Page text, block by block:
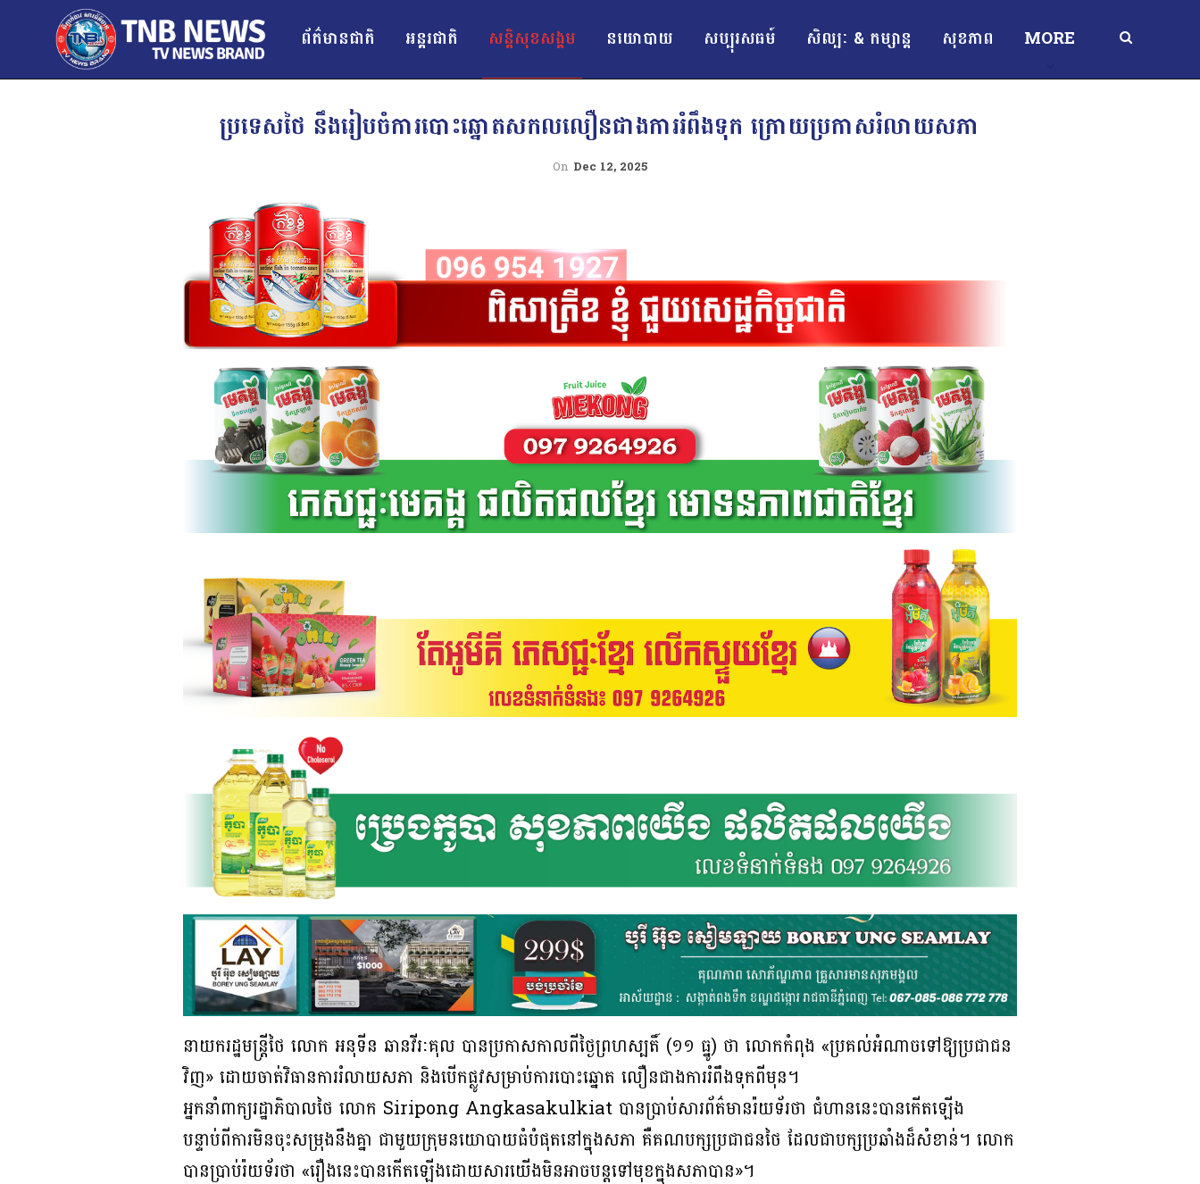
ព័ត៌មានជាតិ អន្ដរជាតិ សន្តិសុខសង្គម នយោបាយ សប្បុរសធម៍ សិល្បៈ & កម្សាន្ត សុខភាព MORE
ប្រទេសថៃ នឹងរៀបចំការបោះឆ្នោតសកលលឿនជាងការរំពឹងទុក ក្រោយប្រកាសរំលាយសភា
On Dec 12, 2025
នាយករដ្ឋមន្ត្រីថៃ លោក អនុទីន ឆានវីរៈគុល បានប្រកាសកាលពីថ្ងៃព្រហស្បតិ៍ (១១ ធ្នូ) ថា លោកកំពុង «ប្រគល់អំណាចទៅឱ្យប្រជាជន
វិញ» ដោយចាត់វិធានការរំលាយសភា និងបើកផ្លូវសម្រាប់ការបោះឆ្នោត លឿនជាងការរំពឹងទុកពីមុន។
អ្នកនាំពាក្យរដ្ឋាភិបាលថៃ លោក Siripong Angkasakulkiat បានប្រាប់សារព័ត៌មានរ៉យទ័រថា ជំហាននេះបានកើតឡើង
បន្ទាប់ពីការមិនចុះសម្រុងនឹងគ្នា ជាមួយក្រុមនយោបាយធំបំផុតនៅក្នុងសភា គឺគណបក្សប្រជាជនថៃ ដែលជាបក្សប្រឆាំងដ៏សំខាន់។ លោក
បានប្រាប់រ៉យទ័រថា «រឿងនេះបានកើតឡើងដោយសារយើងមិនអាចបន្តទៅមុខក្នុងសភាបាន»។